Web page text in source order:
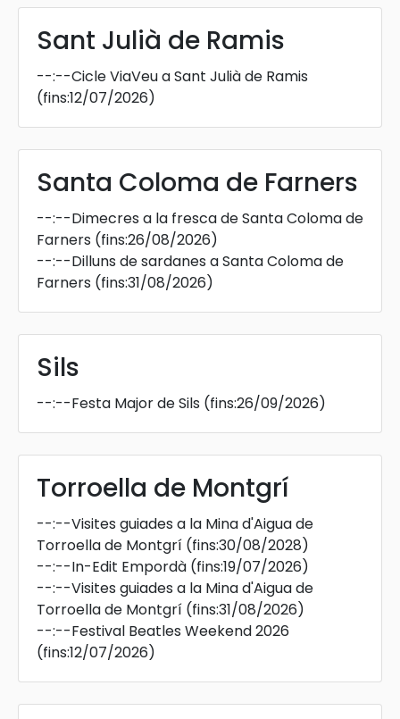
Sant Julià de Ramis
--:--Cicle ViaVeu a Sant Julià de Ramis
(fins:12/07/2026)
Santa Coloma de Farners
--:--Dimecres a la fresca de Santa Coloma de
Farners (fins:26/08/2026)
--:--Dilluns de sardanes a Santa Coloma de
Farners (fins:31/08/2026)
Sils
--:--Festa Major de Sils (fins:26/09/2026)
Torroella de Montgrí
--:--Visites guiades a la Mina d'Aigua de
Torroella de Montgrí (fins:30/08/2028)
--:--In-Edit Empordà (fins:19/07/2026)
--:--Visites guiades a la Mina d'Aigua de
Torroella de Montgrí (fins:31/08/2026)
--:--Festival Beatles Weekend 2026
(fins:12/07/2026)